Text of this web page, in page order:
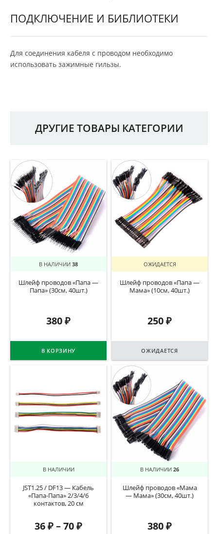
ПОДКЛЮЧЕНИЕ И БИБЛИОТЕКИ
Для соединения кабеля с проводом необходимо
использовать зажимные гильзы.
ДРУГИЕ ТОВАРЫ КАТЕГОРИИ
В НАЛИЧИИ 38
Шлейф проводов «Папа —
Папа» (30см, 40шт.)
380₽
В КОРЗИНУ
ОЖИДАЕТСЯ
Шлейф проводов «Папа —
Мама» (10см, 40шт.)
250₽
ОЖИДАЕТСЯ
В НАЛИЧИИ
JST1.25 / DF13 — Кабель
«Папа-Папа» 2/3/4/6
контактов, 20 см
36₽–70₽
В НАЛИЧИИ 26
Шлейф проводов «Мама
— Мама» (30см, 40шт.)
380₽